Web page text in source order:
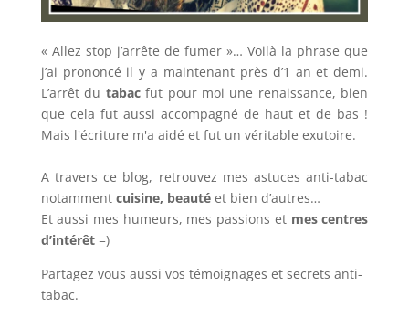
« Allez stop j’arrête de fumer »… Voilà la phrase que
j’ai prononcé il y a maintenant près d’1 an et demi.
L’arrêt du tabacfut pour moi une renaissance, bien
que cela fut aussi accompagné de haut et de bas !
Mais l'écriture m'a aidé et fut un véritable exutoire.
A travers ce blog, retrouvez mes astuces anti-tabac
notamment cuisine, beautéet bien d’autres…
Et aussi mes humeurs, mes passions et mes centres
d’intérêt=)
Partagez vous aussi vos témoignages et secrets anti-
tabac.